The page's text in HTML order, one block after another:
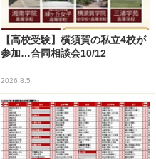
【高校受験】横須賀の私立4校が
参加…合同相談会10/12
2026.8.5